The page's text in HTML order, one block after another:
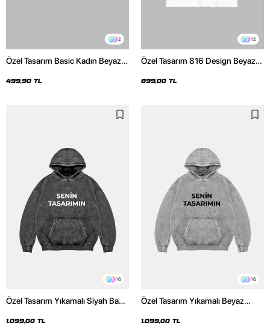
2
Özel Tasarım Basic Kadın Beyaz
499,90 TL
12
Özel Tasarım 816 Design Beyaz
899,00 TL
16
Özel Tasarım Yıkamalı Siyah Basic
1.099,00 TL
16
Özel Tasarım Yıkamalı Beyaz
1.099,00 TL